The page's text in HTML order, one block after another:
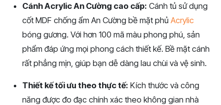
Cánh Acrylic An Cường cao cấp: Cánh tủ sử dụng
cốt MDF chống ẩm An Cường bề mặt phủ Acrylic
bóng gương. Với hơn 100 mã màu phong phú, sản
phẩm đáp ứng mọi phong cách thiết kế. Bề mặt cánh
rất phẳng mịn, giúp bạn dễ dàng lau chùi và vệ sinh.
Thiết kế tối ưu theo thực tế: Kích thước và công
năng được đo đạc chính xác theo không gian nhà